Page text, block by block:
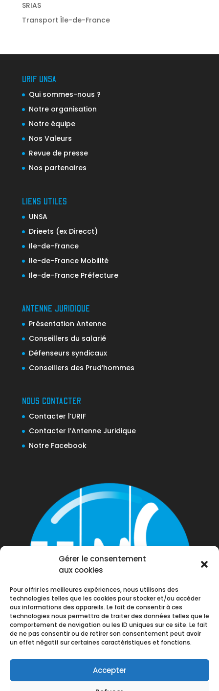
Gérer le consentement
aux cookies
Pour offrir les meilleures expériences, nous utilisons des
technologies telles que les cookies pour stocker et/ou accéder
aux informations des appareils. Le fait de consentir à ces
technologies nous permettra de traiter des données telles que le
comportement de navigation ou les ID uniques sur ce site. Le fait
de ne pas consentir ou de retirer son consentement peut avoir
un effet négatif sur certaines caractéristiques et fonctions.
Accepter
SRIAS
Transport Île-de-France
URIF UNSA
Qui sommes-nous ?
Notre organisation
Notre équipe
Nos Valeurs
Revue de presse
Nos partenaires
LIENS UTILES
UNSA
Drieets (ex Direcct)
Ile-de-France
Ile-de-France Mobilité
Ile-de-France Préfecture
ANTENNE JURIDIQUE
Présentation Antenne
Conseillers du salarié
Défenseurs syndicaux
Conseillers des Prud’hommes
NOUS CONTACTER
Contacter l’URIF
Contacter l’Antenne Juridique
Notre Facebook